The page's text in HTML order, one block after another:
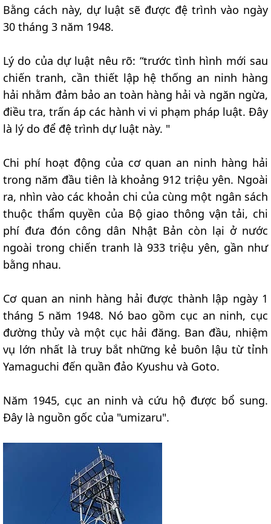
Bằng cách này, dự luật sẽ được đệ trình vào ngày
30 tháng 3 năm 1948.
Lý do của dự luật nêu rõ: “trước tình hình mới sau
chiến tranh, cần thiết lập hệ thống an ninh hàng
hải nhằm đảm bảo an toàn hàng hải và ngăn ngừa,
điều tra, trấn áp các hành vi vi phạm pháp luật. Đây
là lý do để đệ trình dự luật này. "
Chi phí hoạt động của cơ quan an ninh hàng hải
trong năm đầu tiên là khoảng 912 triệu yên. Ngoài
ra, nhìn vào các khoản chi của cùng một ngân sách
thuộc thẩm quyền của Bộ giao thông vận tải, chi
phí đưa đón công dân Nhật Bản còn lại ở nước
ngoài trong chiến tranh là 933 triệu yên, gần như
bằng nhau.
Cơ quan an ninh hàng hải được thành lập ngày 1
tháng 5 năm 1948. Nó bao gồm cục an ninh, cục
đường thủy và một cục hải đăng. Ban đầu, nhiệm
vụ lớn nhất là truy bắt những kẻ buôn lậu từ tỉnh
Yamaguchi đến quần đảo Kyushu và Goto.
Năm 1945, cục an ninh và cứu hộ được bổ sung.
Đây là nguồn gốc của "umizaru".